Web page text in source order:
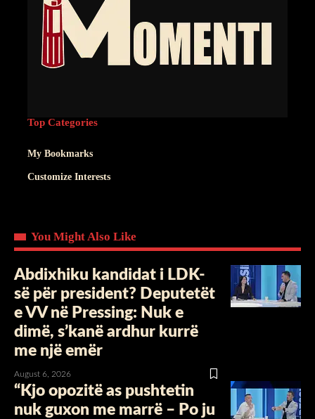
Top Categories
My Bookmarks
Customize Interests
You Might Also Like
Abdixhiku kandidat i LDK-
së për president? Deputetët
e VV në Pressing: Nuk e
dimë, s’kanë ardhur kurrë
me një emër
August 6, 2026
“Kjo opozitë as pushtetin
nuk guxon me marrë – Po ju